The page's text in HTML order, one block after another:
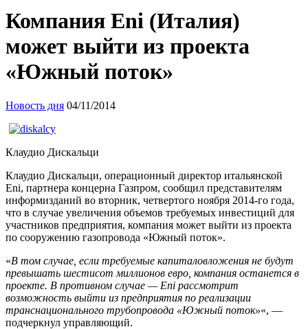
Компания Eni (Италия)
может выйти из проекта
«Южный поток»
Новость дня 04/11/2014
Клаудио Дискальци
Клаудио Дискальци, операционный директор итальянской
Eni, партнера концерна Газпром, сообщил представителям
информизданий во вторник, четвертого ноября 2014-го года,
что в случае увеличения объемов требуемых инвестиций для
участников предприятия, компания может выйти из проекта
по сооружению газопровода «Южный поток».
«В том случае, если требуемые капиталовложения не будут
превышать шестисот миллионов евро, компания останется в
проекте. В противном случае — Eni рассмотрит
возможность выйти из предприятия по реализации
транснационального трубопровода «Южный поток»«, —
подчеркнул управляющий.